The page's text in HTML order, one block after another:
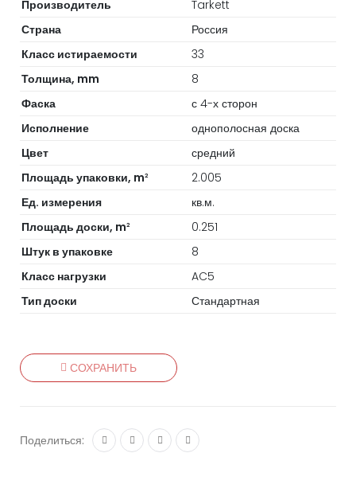
Производитель
Tarkett
Страна
Россия
Класс истираемости
33
Толщина, mm
8
Фаска
с 4-х сторон
Исполнение
однополосная доска
Цвет
средний
Площадь упаковки, m2
2.005
Ед. измерения
кв.м.
Площадь доски, m2
0.251
Штук в упаковке
8
Класс нагрузки
AC5
Тип доски
Стандартная
СОХРАНИТЬ
Поделиться: